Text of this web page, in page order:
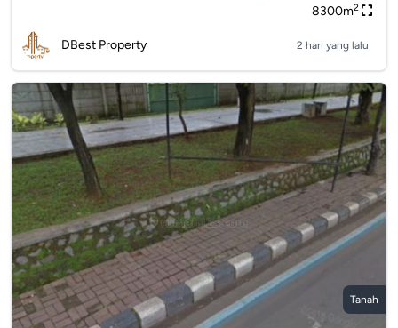
8300m2
DBest Property 2 hari yang lalu
Tanah